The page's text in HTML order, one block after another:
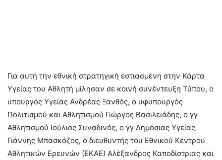
Για αυτή την εθνική στρατηγική εστιασμένη στην Κάρτα
Υγείας του Αθλητή μίλησαν σε κοινή συνέντευξη Τύπου, ο
υπουργός Υγείας Ανδρέας Ξανθός, ο υφυπουργός
Πολιτισμού και Αθλητισμού Γιώργος Βασιλειάδης, ο γγ
Αθλητισμού Ιούλιος Συναδινός, ο γγ Δημόσιας Υγείας
Γιάννης Μπασκόζος, ο διευθυντής του Εθνικού Κέντρου
Αθλητικών Ερευνών (ΕΚΑΕ) Αλέξανδρος Καποδίστριας και